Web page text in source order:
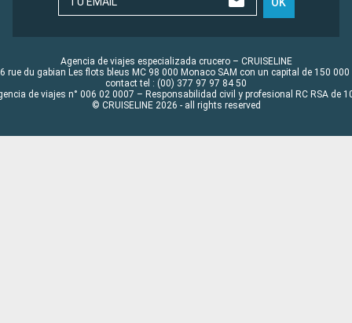
Agencia de viajes especializada crucero – CRUISELINE
rue du gabian Les flots bleus MC 98 000 Monaco SAM con un capital de 150 000
contact tel : (00) 377 97 97 84 50
de viajes n° 006 02 0007 – Responsabilidad civil y profesional RC RSA de
© CRUISELINE 2026 - all rights reserved